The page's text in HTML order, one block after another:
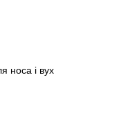
носа і вух